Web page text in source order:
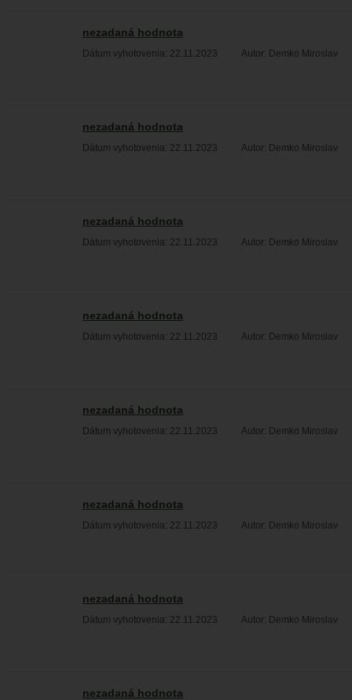
nezadaná hodnota
Dátum vyhotovenia: 22.11.2023 Autor: Demko Miroslav
nezadaná hodnota
Dátum vyhotovenia: 22.11.2023 Autor: Demko Miroslav
nezadaná hodnota
Dátum vyhotovenia: 22.11.2023 Autor: Demko Miroslav
nezadaná hodnota
Dátum vyhotovenia: 22.11.2023 Autor: Demko Miroslav
nezadaná hodnota
Dátum vyhotovenia: 22.11.2023 Autor: Demko Miroslav
nezadaná hodnota
Dátum vyhotovenia: 22.11.2023 Autor: Demko Miroslav
nezadaná hodnota
Dátum vyhotovenia: 22.11.2023 Autor: Demko Miroslav
nezadaná hodnota